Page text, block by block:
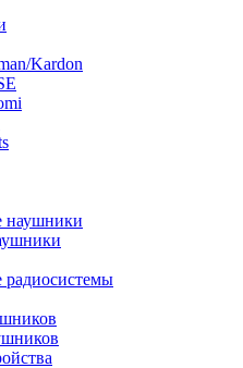
Kardon
наушники
радиосистемы